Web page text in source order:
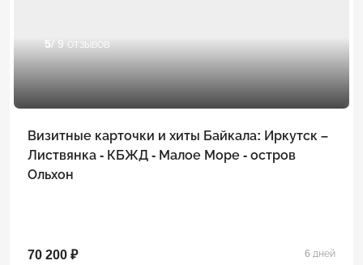
5/ 9 отзывов
Визитные карточки и хиты Байкала: Иркутск –
Листвянка - КБЖД - Малое Море - остров
Ольхон
70 200 ₽ 6 дней